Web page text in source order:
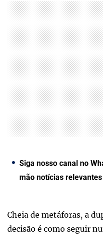
Siga nosso canal no
mão notícias
Cheia de metáforas, a
decisão é como seguir